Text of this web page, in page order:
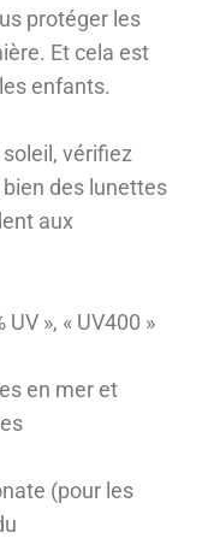
protéger les
Et cela est
enfants.
vérifiez
des lunettes
aux
», « UV400 »
en mer et
(pour les